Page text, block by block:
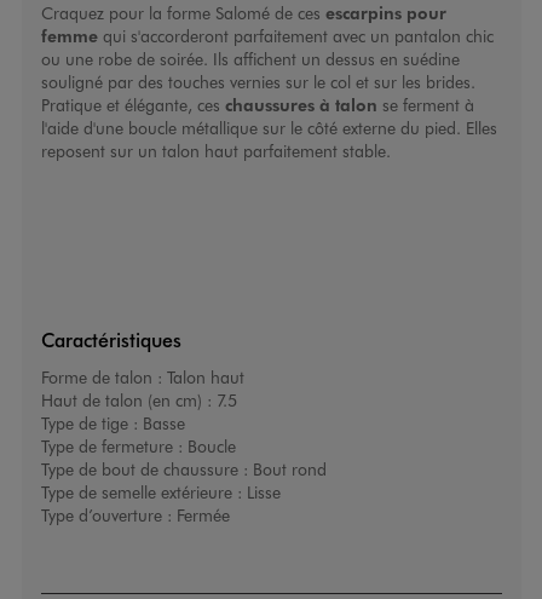
Craquez pour la forme Salomé de ces escarpins pour
femmequi s'accorderont parfaitement avec un pantalon chic
ou une robe de soirée. Ils affichent un dessus en suédine
souligné par des touches vernies sur le col et sur les brides.
Pratique et élégante, ces chaussures à talon se ferment à
l'aide d'une boucle métallique sur le côté externe du pied. Elles
reposent sur un talon haut parfaitement stable.
Caractéristiques
Forme de talon : Talon haut
Haut de talon (en cm) : 7.5
Type de tige : Basse
Type de fermeture : Boucle
Type de bout de chaussure : Bout rond
Type de semelle extérieure : Lisse
Type d’ouverture : Fermée